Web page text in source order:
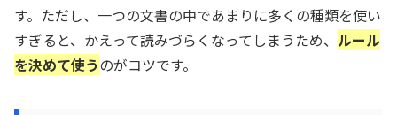
す。ただし、一つの文書の中であまりに多くの種類を使い
すぎると、かえって読みづらくなってしまうため、 ルール
を決めて使うのがコツです。